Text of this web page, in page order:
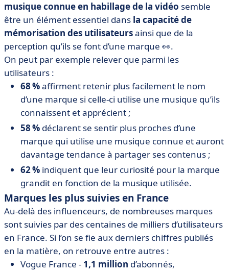
musique connue en habillage de la vidéo semble
être un élément essentiel dans la capacité de
mémorisation des utilisateursainsi que de la
perception qu’ils se font d’une marque 👀.
On peut par exemple relever que parmi les
utilisateurs :
68 %affirment retenir plus facilement le nom
d’une marque si celle-ci utilise une musique qu’ils
connaissent et apprécient ;
58 % déclarent se sentir plus proches d’une
marque qui utilise une musique connue et auront
davantage tendance à partager ses contenus ;
62 % indiquent que leur curiosité pour la marque
grandit en fonction de la musique utilisée.
Marques les plus suivies en France
Au-delà des influenceurs, de nombreuses marques
sont suivies par des centaines de milliers d’utilisateurs
en France. Si l’on se fie aux derniers chiffres publiés
en la matière, on retrouve entre autres :
Vogue France - 1,1 million d’abonnés,